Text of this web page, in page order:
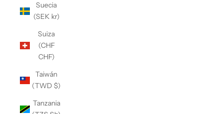
Suecia
(SEK kr)
Suiza
(CHF
CHF)
Taiwán
(TWD $)
Tanzania